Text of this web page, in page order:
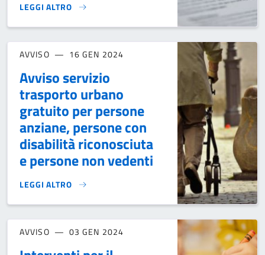
LEGGI ALTRO
AVVISO PUBBLICO PERCORSI DI SOCIALIZZAZIONE IN
AVVISO 16 GEN 2024
Avviso servizio
trasporto urbano
gratuito per persone
anziane, persone con
disabilità riconosciuta
e persone non vedenti
LEGGI ALTRO
AVVISO SERVIZIO TRASPORTO URBANO GRATUITO PER
AVVISO 03 GEN 2024